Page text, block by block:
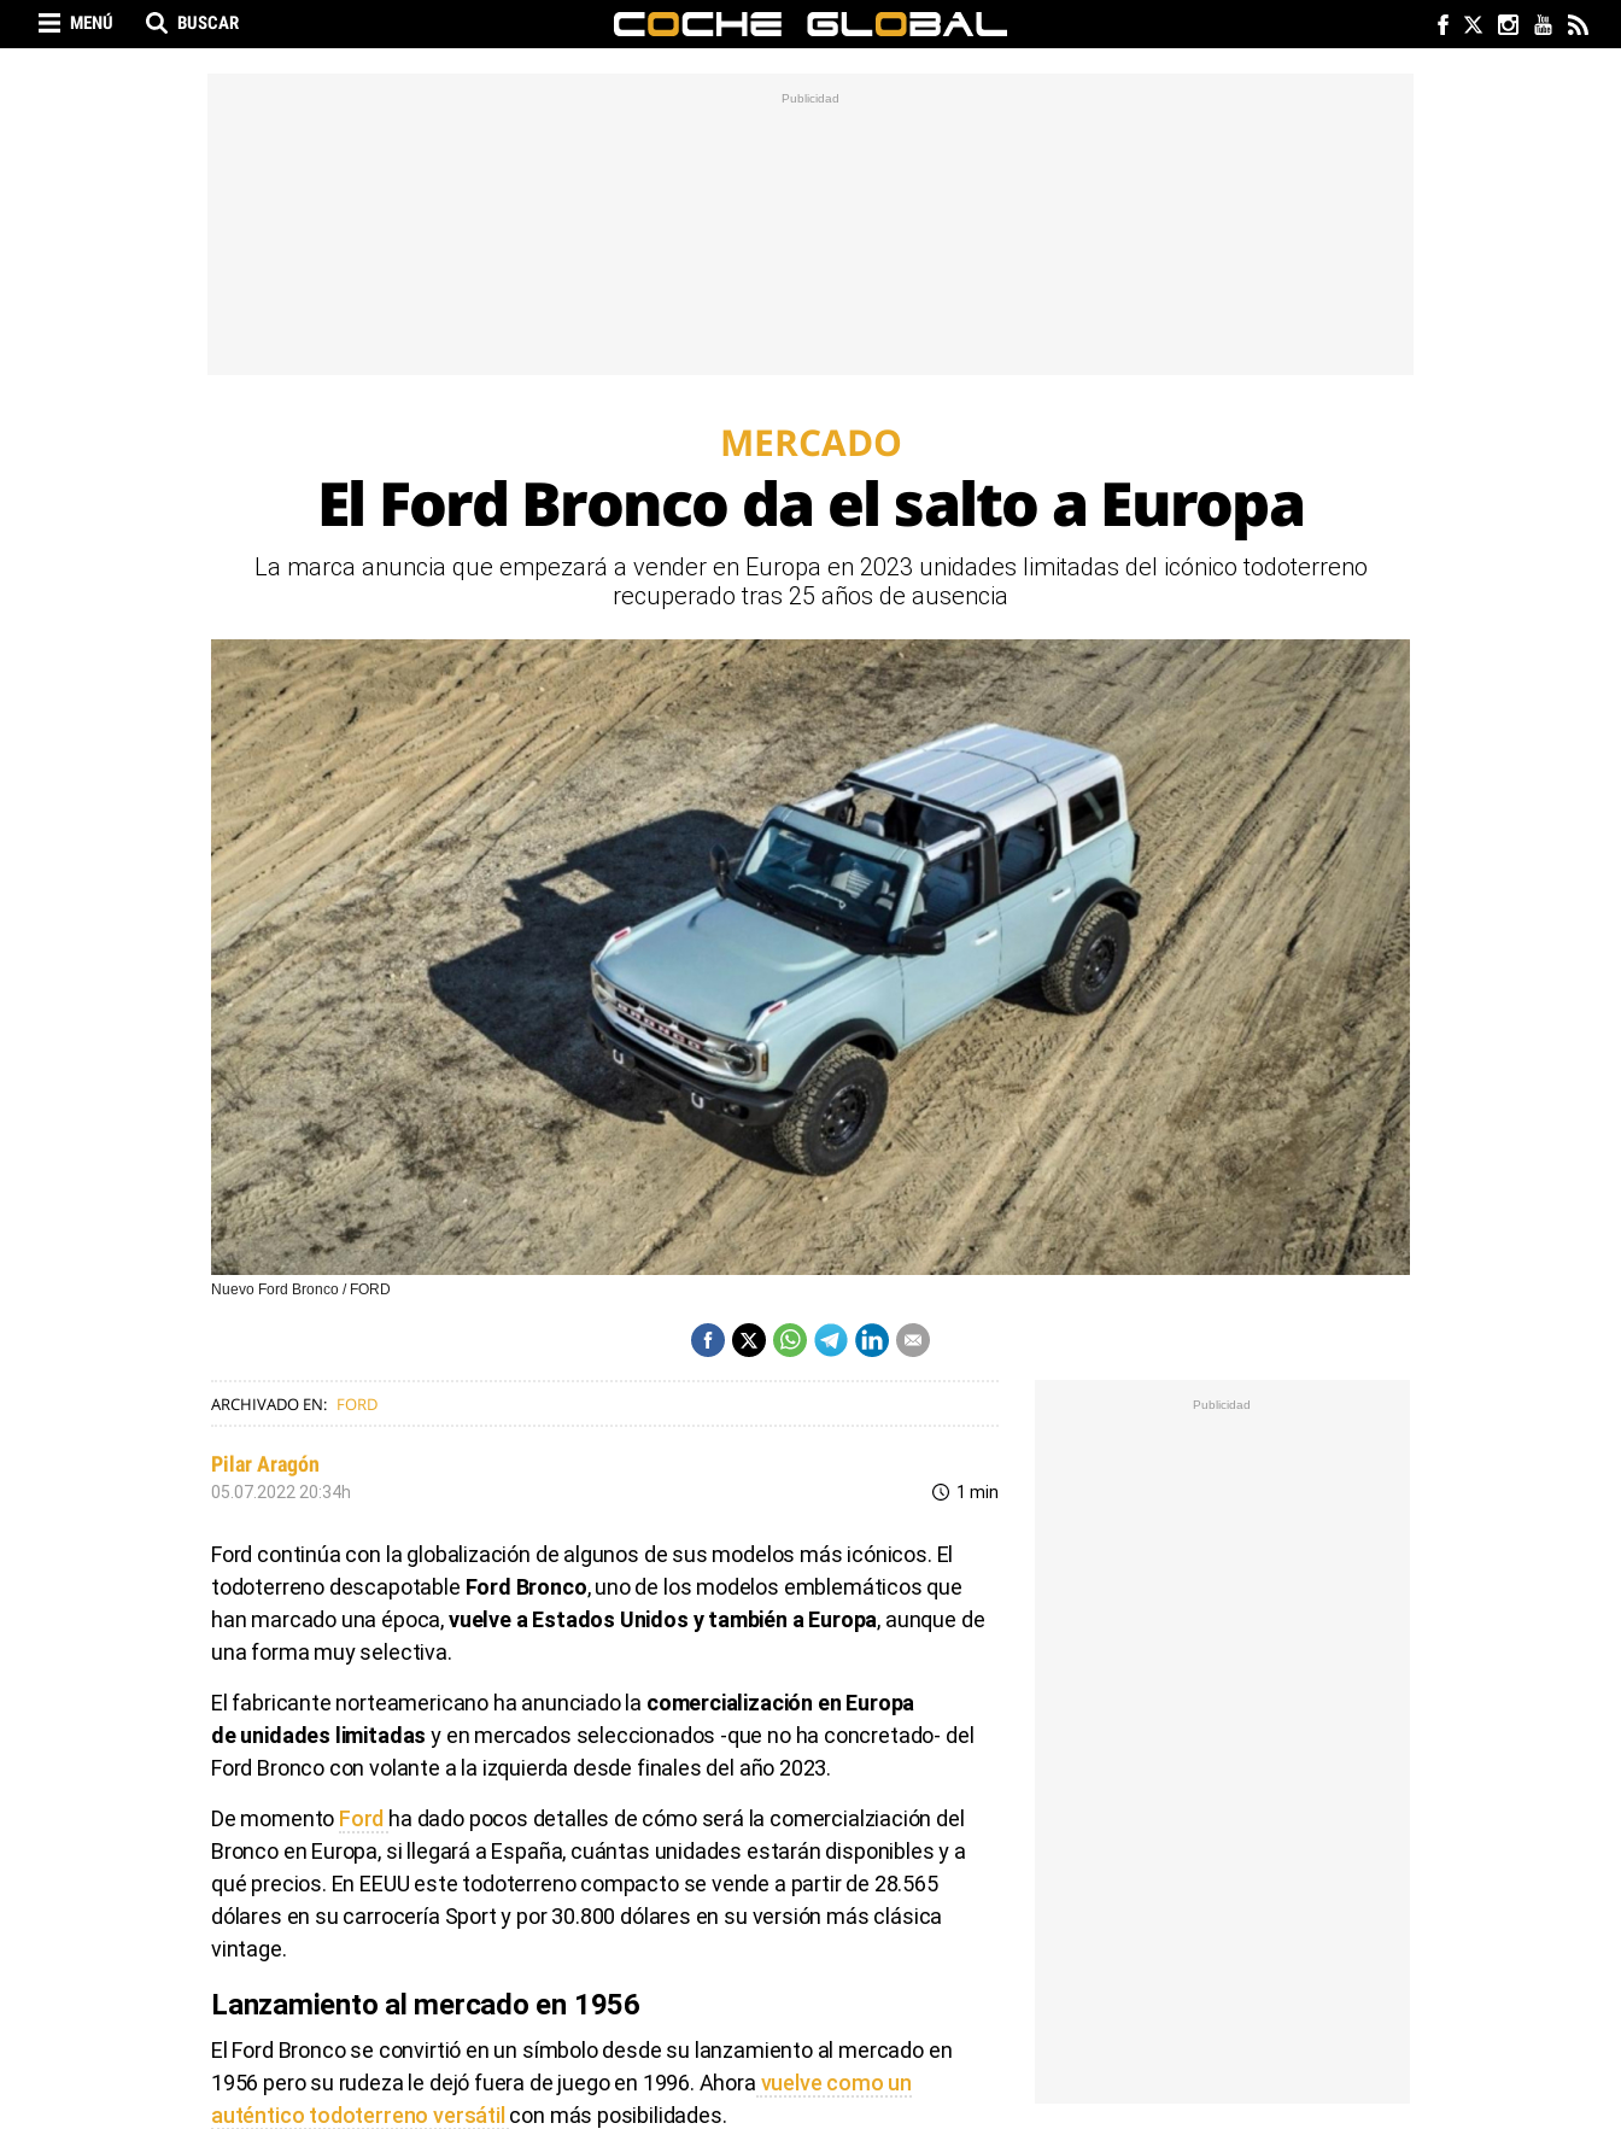
MENÚ BUSCAR
MERCADO
El Ford Bronco da el salto a Europa
La marca anuncia que empezará a vender en Europa en 2023 unidades limitadas del icónico todoterreno
recuperado tras 25 años de ausencia
Nuevo Ford Bronco / FORD
ARCHIVADO EN: FORD
Pilar Aragón
05.07.2022 20:34h 1 min
Ford continúa con la globalización de algunos de sus modelos más icónicos. El
todoterreno descapotable Ford Bronco, uno de los modelos emblemáticos que
han marcado una época,vuelve a Estados Unidos y también a Europa, aunque de
una forma muy selectiva.
El fabricante norteamericano ha anunciado la comercialización en Europa
de unidades limitadas y en mercados seleccionados -que no ha concretado- del
Ford Bronco con volante a la izquierda desde finales del año 2023.
De momento Ford ha dado pocos detalles de cómo será la comercialziación del
Bronco en Europa, si llegará a España, cuántas unidades estarán disponibles y a
qué precios. En EEUU este todoterreno compacto se vende a partir de 28.565
dólares en su carrocería Sport y por 30.800 dólares en su versión más clásica
vintage.
Lanzamiento al mercado en 1956
El Ford Bronco se convirtió en un símbolo desde su lanzamiento al mercado en
1956 pero su rudeza le dejó fuera de juego en 1996. Ahora vuelve como un
auténtico todoterreno versátilcon más posibilidades.